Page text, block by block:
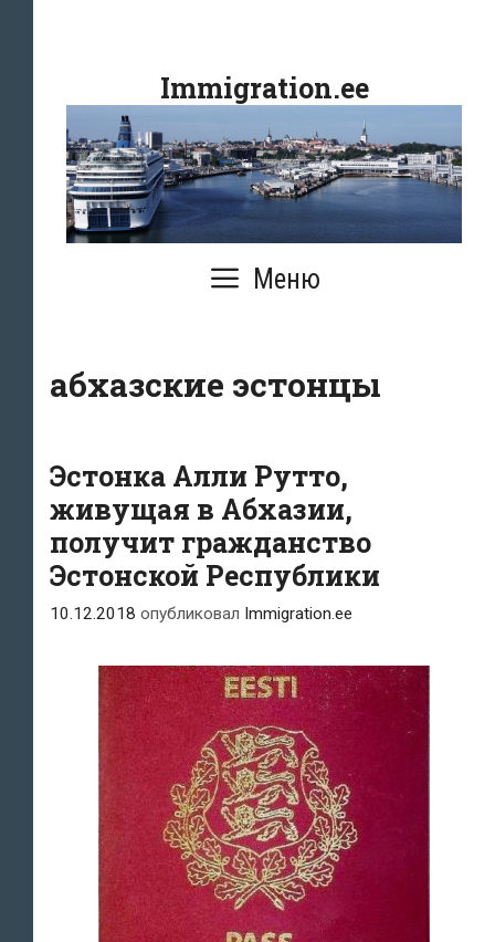
содержимомуImmigration.ee
Меню
абхазские эстонцы
Эстонка Алли Рутто,
живущая в Абхазии,
получит гражданство
Эстонской Республики
10.12.2018 опубликовал Immigration.ee